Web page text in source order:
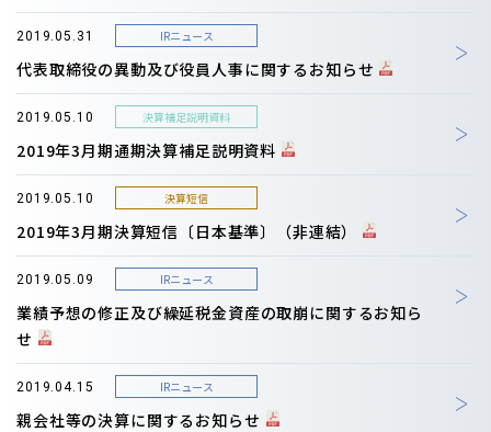
2019.05.31 IRニュース
代表取締役の異動及び役員人事に関するお知らせ
2019.05.10 決算補足説明資料
2019年3月期通期決算補足説明資料
2019.05.10 決算短信
2019年3月期決算短信〔日本基準〕（非連結）
2019.05.09 IRニュース
業績予想の修正及び繰延税金資産の取崩に関するお知ら
せ
2019.04.15 IRニュース
親会社等の決算に関するお知らせ